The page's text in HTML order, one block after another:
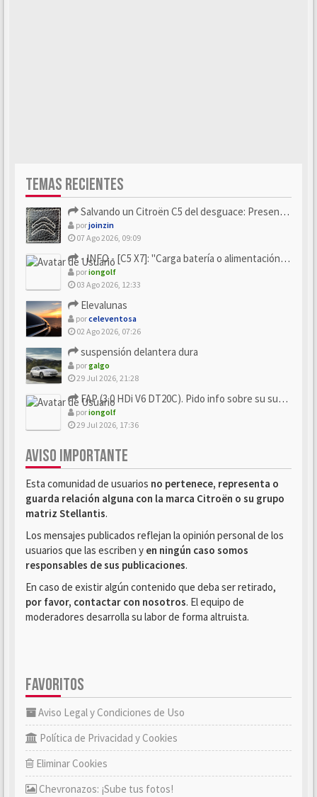
TEMAS RECIENTES
Salvando un Citroën C5 del desguace: Presentación y seguimiento
porjoinzin
07 Ago 2026, 09:09
- INFO - [C5 X7]: "Carga batería o alimentación eléctri...
poriongolf
03 Ago 2026, 12:33
Elevalunas
porceleventosa
02 Ago 2026, 07:26
suspensión delantera dura
porgalgo
29 Jul 2026, 21:28
FAP (3.0 HDi V6 DT20C). Pido info sobre su sustitución
poriongolf
29 Jul 2026, 17:36
AVISO IMPORTANTE
Esta comunidad de usuarios no pertenece, representa o
guarda relación alguna con la marca Citroën o su grupo
matriz Stellantis.
Los mensajes publicados reflejan la opinión personal de los
usuarios que las escriben y en ningún caso somos
responsables de sus publicaciones.
En caso de existir algún contenido que deba ser retirado,
por favor, contactar con nosotros. El equipo de
moderadores desarrolla su labor de forma altruista.
FAVORITOS
Aviso Legal y Condiciones de Uso
Política de Privacidad y Cookies
Eliminar Cookies
Chevronazos: ¡Sube tus fotos!